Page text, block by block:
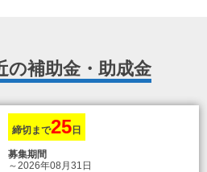
の補助金・助成金
締切まで25日
募集期間
～2026年08月31日